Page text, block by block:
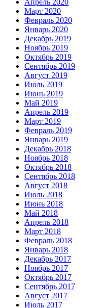
Март 2020
Февраль 2020
Январь 2020
Декабрь 2019
Ноябрь 2019
Октябрь 2019
Сентябрь 2019
Август 2019
Июль 2019
Июнь 2019
Май 2019
Апрель 2019
Март 2019
Февраль 2019
Январь 2019
Декабрь 2018
Ноябрь 2018
Октябрь 2018
Сентябрь 2018
Август 2018
Июль 2018
Июнь 2018
Май 2018
Апрель 2018
Март 2018
Февраль 2018
Январь 2018
Декабрь 2017
Ноябрь 2017
Октябрь 2017
Сентябрь 2017
Август 2017
Июль 2017